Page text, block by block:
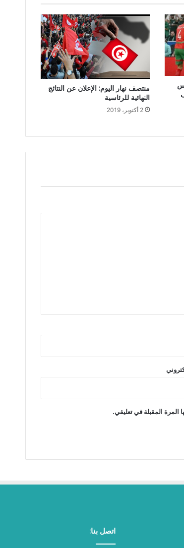
منتصف نهار اليوم: الإعلان عن النتائج
النهائية للرئاسية
2 أكتوبر، 2019
المرة المقبلة في تعليقي.
اتصل بنا: